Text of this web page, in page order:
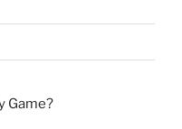
Game?